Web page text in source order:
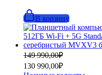
В корзину
149 990,00₽
Первоначальная
цена
составляла
130 990,00₽
Текущая
цена:
130